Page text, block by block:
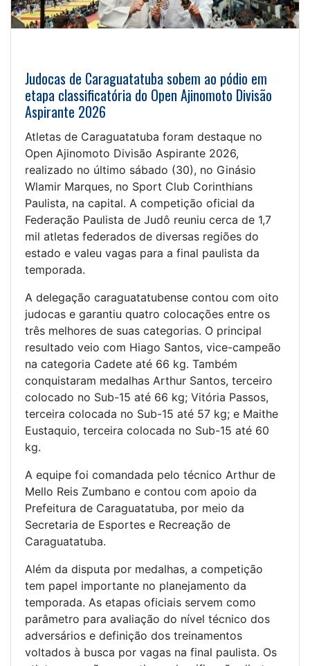
Judocas de Caraguatatuba sobem ao pódio em
etapa classificatória do Open Ajinomoto Divisão
Aspirante 2026
Atletas de Caraguatatuba foram destaque no
Open Ajinomoto Divisão Aspirante 2026,
realizado no último sábado (30), no Ginásio
Wlamir Marques, no Sport Club Corinthians
Paulista, na capital. A competição oficial da
Federação Paulista de Judô reuniu cerca de 1,7
mil atletas federados de diversas regiões do
estado e valeu vagas para a final paulista da
temporada.
A delegação caraguatatubense contou com oito
judocas e garantiu quatro colocações entre os
três melhores de suas categorias. O principal
resultado veio com Hiago Santos, vice-campeão
na categoria Cadete até 66 kg. Também
conquistaram medalhas Arthur Santos, terceiro
colocado no Sub-15 até 66 kg; Vitória Passos,
terceira colocada no Sub-15 até 57 kg; e Maithe
Eustaquio, terceira colocada no Sub-15 até 60
kg.
A equipe foi comandada pelo técnico Arthur de
Mello Reis Zumbano e contou com apoio da
Prefeitura de Caraguatatuba, por meio da
Secretaria de Esportes e Recreação de
Caraguatatuba.
Além da disputa por medalhas, a competição
tem papel importante no planejamento da
temporada. As etapas oficiais servem como
parâmetro para avaliação do nível técnico dos
adversários e definição dos treinamentos
voltados à busca por vagas na final paulista. Os